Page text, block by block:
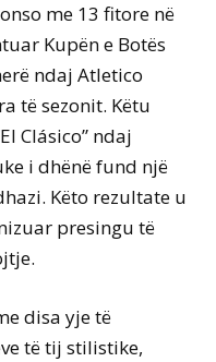
me 13 fitore në
Kupën e Botës
ndaj Atletico
të sezonit. Këtu
Clásico” ndaj
i dhënë fund një
Këto rezultate u
presingu të
disa yje të
të tij stilistike,